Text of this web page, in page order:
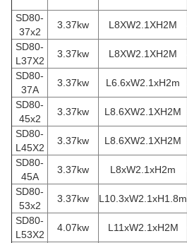
SD80-
37x2
3.37kw L8XW2.1XH2M
SD80-
L37X2
3.37kw L8XW2.1XH2M
SD80-
37A
3.37kw L6.6xW2.1xH2m
SD80-
45x2
3.37kw L8.6XW2.1XH2M
SD80-
L45X2
3.37kw L8.6XW2.1XH2M
SD80-
45A
3.37kw L8xW2.1xH2m
SD80-
53x2
3.37kw L10.3xW2.1xH1.8m
SD80-
L53X2
4.07kw L11xW2.1xH2M